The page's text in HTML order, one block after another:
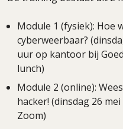
Module 1 (fysiek): Hoe
cyberweerbaar?
uur op kantoor bij
lunch)
Module 2 (online):
hacker! (dinsdag 26
Zoom)